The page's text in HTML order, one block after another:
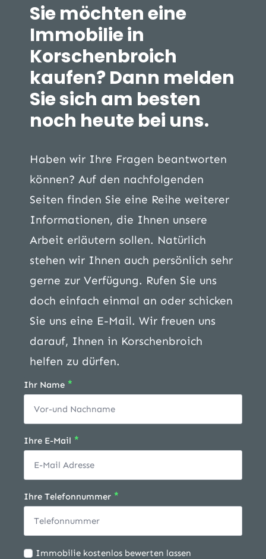
Sie möchten eine
Immobilie in
Korschenbroich
kaufen? Dann melden
Sie sich am besten
noch heute bei uns.
Haben wir Ihre Fragen beantworten
können? Auf den nachfolgenden
Seiten finden Sie eine Reihe weiterer
Informationen, die Ihnen unsere
Arbeit erläutern sollen. Natürlich
stehen wir Ihnen auch persönlich sehr
gerne zur Verfügung. Rufen Sie uns
doch einfach einmal an oder schicken
Sie uns eine E-Mail. Wir freuen uns
darauf, Ihnen in Korschenbroich
helfen zu dürfen.
Ihr Name *
Ihre E-Mail *
Ihre Telefonnummer *
IchImmobilie kostenlos bewerten lassen